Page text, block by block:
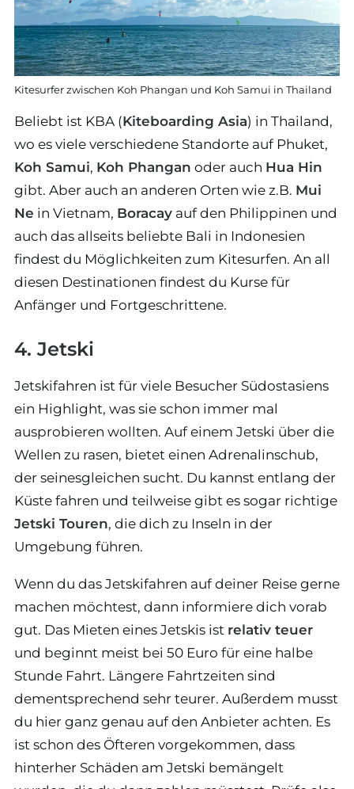
Kitesurfer zwischen Koh Phangan und Koh Samui in Thailand
Beliebt ist KBA (Kiteboarding Asia) in Thailand,
wo es viele verschiedene Standorte auf Phuket,
Koh Samui, Koh Phangan oder auch Hua Hin
gibt. Aber auch an anderen Orten wie z.B. Mui
Ne in Vietnam, Boracay auf den Philippinen und
auch das allseits beliebte Bali in Indonesien
findest du Möglichkeiten zum Kitesurfen. An all
diesen Destinationen findest du Kurse für
Anfänger und Fortgeschrittene.
4. Jetski
Jetskifahren ist für viele Besucher Südostasiens
ein Highlight, was sie schon immer mal
ausprobieren wollten. Auf einem Jetski über die
Wellen zu rasen, bietet einen Adrenalinschub,
der seinesgleichen sucht. Du kannst entlang der
Küste fahren und teilweise gibt es sogar richtige
Jetski Touren, die dich zu Inseln in der
Umgebung führen.
Wenn du das Jetskifahren auf deiner Reise gerne
machen möchtest, dann informiere dich vorab
gut. Das Mieten eines Jetskis ist relativ teuer
und beginnt meist bei 50 Euro für eine halbe
Stunde Fahrt. Längere Fahrtzeiten sind
dementsprechend sehr teurer. Außerdem musst
du hier ganz genau auf den Anbieter achten. Es
ist schon des Öfteren vorgekommen, dass
hinterher Schäden am Jetski bemängelt